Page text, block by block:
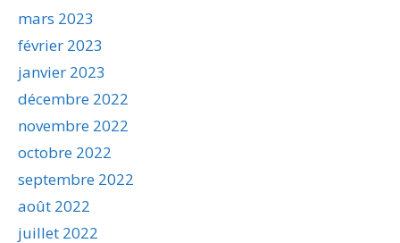
mars 2023
février 2023
janvier 2023
décembre 2022
novembre 2022
octobre 2022
septembre 2022
août 2022
juillet 2022